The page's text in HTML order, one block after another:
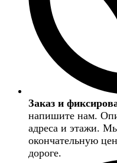
Заказ и
напишите нам.
адреса и этажи.
окончательную
дороге.